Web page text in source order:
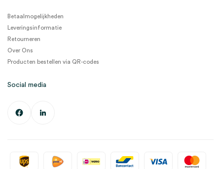
Betaalmogelijkheden
Leveringsinformatie
Retourneren
Over Ons
Producten bestellen via QR-codes
Social media